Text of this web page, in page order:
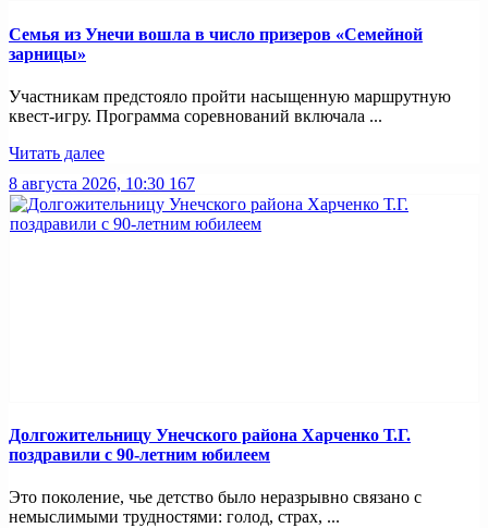
Семья из Унечи вошла в число призеров «Семейной
зарницы»
Участникам предстояло пройти насыщенную маршрутную
квест-игру. Программа соревнований включала ...
Читать далее
8 августа 2026, 10:30 167
Долгожительницу Унечского района Харченко Т.Г.
поздравили с 90-летним юбилеем
Это поколение, чье детство было неразрывно связано с
немыслимыми трудностями: голод, страх, ...